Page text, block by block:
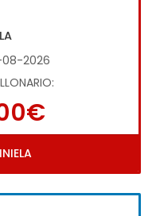
08-2026